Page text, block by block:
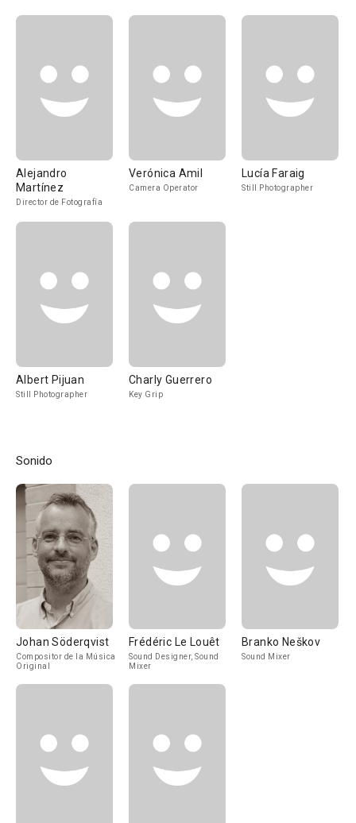
Alejandro
Martínez
Director de Fotografía
Verónica Amil
Camera Operator
Lucía Faraig
Still Photographer
Albert Pijuan
Still Photographer
Charly Guerrero
Key Grip
Sonido
Johan Söderqvist
Compositor de la Música
Original
Frédéric Le Louêt
Sound Designer, Sound
Mixer
Branko Neškov
Sound Mixer